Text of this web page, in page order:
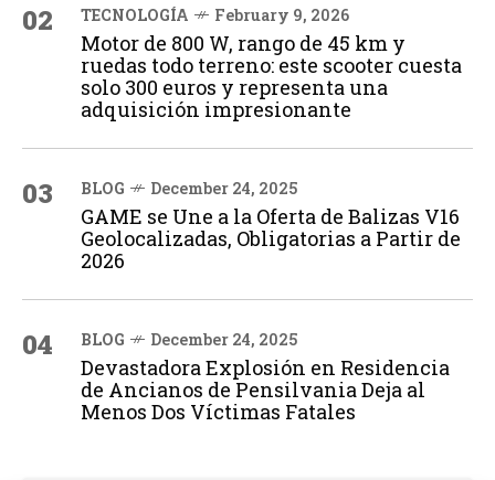
02 TECNOLOGÍA February 9, 2026
Motor de 800 W, rango de 45 km y
ruedas todo terreno: este scooter cuesta
solo 300 euros y representa una
adquisición impresionante
03 BLOG December 24, 2025
GAME se Une a la Oferta de Balizas V16
Geolocalizadas, Obligatorias a Partir de
2026
04 BLOG December 24, 2025
Devastadora Explosión en Residencia
de Ancianos de Pensilvania Deja al
Menos Dos Víctimas Fatales